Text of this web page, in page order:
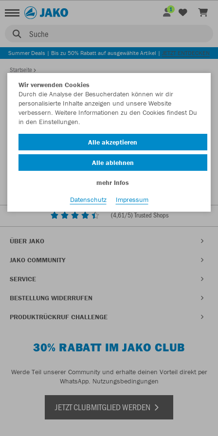
Suche
1
Summer Deals | Bis zu 50% Rabatt auf ausgewählte Artikel | JETZT ENTDECKEN
Startseite
(4,61/5) Trusted Shops
ÜBER JAKO
JAKO COMMUNITY
SERVICE
BESTELLUNG WIDERRUFEN
PRODUKTRÜCKRUF CHALLENGE
30% RABATT IM JAKO CLUB
Werde Teil unserer Community und erhalte deinen Vorteil direkt per
WhatsApp. Nutzungsbedingungen
JETZT CLUBMITGLIED WERDEN
Wir verwenden Cookies
Durch die Analyse der Besucherdaten können wir dir
personalisierte Inhalte anzeigen und unsere Website
verbessern. Weitere Informationen zu den Cookies findest Du
in den Einstellungen.
Alle akzeptieren
Alle ablehnen
mehr Infos
Datenschutz
Impressum